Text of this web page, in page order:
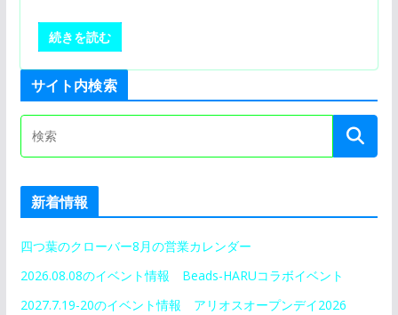
続きを読む
サイト内検索
新着情報
四つ葉のクローバー8月の営業カレンダー
2026.08.08のイベント情報 Beads-HARUコラボイベント
2027.7.19-20のイベント情報 アリオスオープンデイ2026